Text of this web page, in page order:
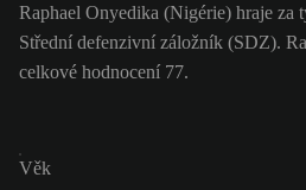
Raphael Onyedika (Nigérie) hraje za
Střední defenzivní záložník (SDZ).
celkové hodnocení 77.
Věk